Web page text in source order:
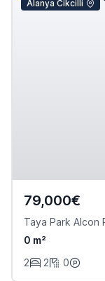
Alanya Cikcilli
79,000€
Taya Park Alcon
0 m²
2
2 0